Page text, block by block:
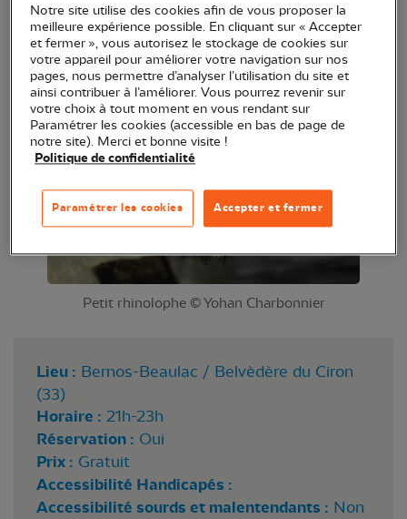
Lors d'une balade naturaliste au crépuscule, nos
animateurs vous en apprendrons plus sur la vie
nocturne des chauve-souris.
Petit rhinolophe © Yohan Charbonnier
Lieu : Bernos-Beaulac / Belvèdère du Ciron
(33)
Horaire : 21h-23h
Réservation : Oui
Prix : Gratuit
Accessibilité Handicapés :
Accessibilité sourds et malentendants : Non
Notre site utilise des cookies afin de vous proposer la
meilleure expérience possible. En cliquant sur « Accepter
et fermer », vous autorisez le stockage de cookies sur
votre appareil pour améliorer votre navigation sur nos
pages, nous permettre d’analyser l’utilisation du site et
ainsi contribuer à l’améliorer. Vous pourrez revenir sur
votre choix à tout moment en vous rendant sur
Paramétrer les cookies (accessible en bas de page de
notre site). Merci et bonne visite !
Politique de confidentialité
Accepter et fermer
Paramétrer les cookies